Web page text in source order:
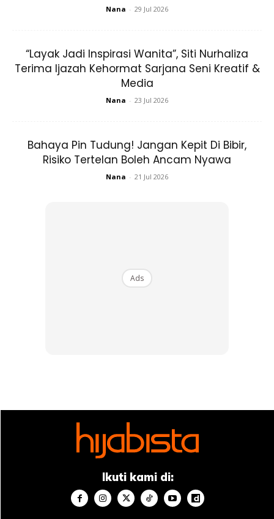
Kebaikan menderma darah
SHOPEE MY
Nana - 29 Jul 2026
“Layak Jadi Inspirasi Wanita”, Siti Nurhaliza
Terima Ijazah Kehormat Sarjana Seni Kreatif &
Media
Nana - 23 Jul 2026
Bahaya Pin Tudung! Jangan Kepit Di Bibir,
Risiko Tertelan Boleh Ancam Nyawa
Nana - 21 Jul 2026
Ads
Ikuti kami di: